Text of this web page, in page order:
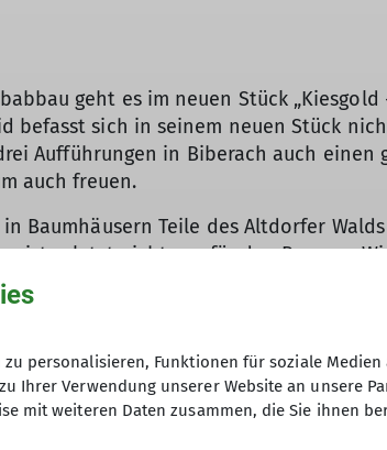
geht es im neuen Stück
befasst sich in seinem neuen Stück
Aufführungen in Biberach auch
auch freuen.
Baumhäusern Teile des Altdorfer
ist zuletzt nicht nur für den Bau von
Samuel Bosch ist einer der
ihm und einigen seiner Mitstreiter
satirische, humorvolle, aber auch
dort die „Kiesbarone“. Hinzu
personalisieren, Funktionen für soziale
Ihrer Verwendung unserer Website an unsere
mit weiteren Daten zusammen, die Sie ihnen